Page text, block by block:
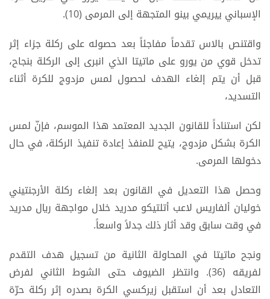
الإسباني ييريمي بينو المتجهة إلى المرمى (10).
واقتنص بالاس تقدماً مفاجئاً بعد حصوله على ركلة جزاء إثر
تدخل قوي من يورو على ماتيتا الذي انبرى إلى الركلة بنجاح،
قبل أن يتم إلغاء الهدف لحصول لمس مزدوج للكرة أثناء
التسديد،
لكن استناداً للقانون الجديد المعتمد هذا الموسم، فإنّ لمس
الكرة بشكل مزدوج، يتيح للمنفذ إعادة تنفيذ الركلة، في حال
دخولها المرمى.
وحصل هذا التعديل في القانون بعد إلغاء ركلة الأرجنتيني
خوليان ألفاريس لاعب أتلتيكو مدريد خلال مواجهة ريال مدريد
في وقت سابق وقد أثار ذلك جدلاً واسعاً.
ونجح ماتيتا في المحاولة الثانية من تسجيل هدف التقدم
لفريقه (36). وانتظر الضيوف حتى الشوط الثاني لفرض
التعادل بعد أن استقبل زيركسي الكرة بصدره إثر ركلة حرّة